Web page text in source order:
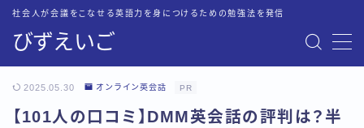
びずえいご
社会人が会議をこなせる英語力を身につけるための勉強法を発信
プライバシーポリシー
2025.05.30 オンライン英会話 PR
【101人の口コミ】DMM英会話の評判は？半